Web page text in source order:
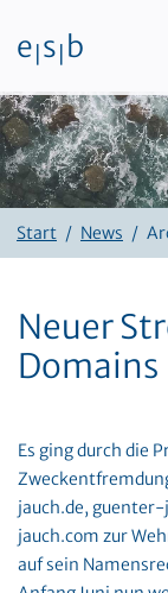
Zum Inhalt
e s b
Start News
Neuer
Domains
Es ging durch die
jauch.de,
jauch.com zur
auf sein